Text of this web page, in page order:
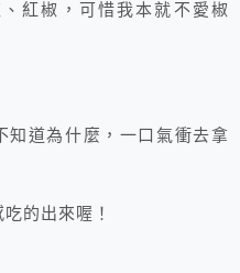
紅椒，可惜我本就不愛椒
知道為什麼，一口氣衝去拿
的出來喔！